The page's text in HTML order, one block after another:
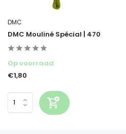
DMC
DMC Mouliné Spécial | 470
Op voorraad
€1,80